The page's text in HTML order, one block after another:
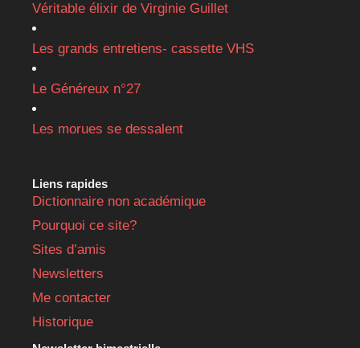
Véritable élixir de Virginie Guillet
Les grands entretiens- cassette VHS
Le Généreux n°27
Les morues se dessalent
Liens rapides
Dictionnaire non académique
Pourquoi ce site?
Sites d’amis
Newsletters
Me contacter
Historique